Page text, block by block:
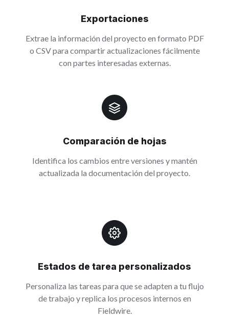
Exportaciones
Extrae la información del proyecto en formato PDF
o CSV para compartir actualizaciones fácilmente
con partes interesadas externas.
Comparación de hojas
Identifica los cambios entre versiones y mantén
actualizada la documentación del proyecto.
Estados de tarea personalizados
Personaliza las tareas para que se adapten a tu flujo
de trabajo y replica los procesos internos en
Fieldwire.